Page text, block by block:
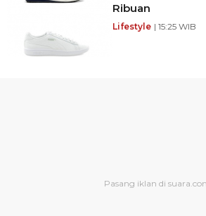
Ribuan
Lifestyle | 15:25 WIB